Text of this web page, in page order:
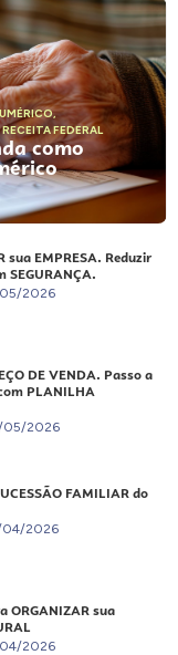
,
RECEITA FEDERAL
como
sua EMPRESA. Reduzir
SEGURANÇA.
2026
DE VENDA. Passo a
PLANILHA
05/2026
FAMILIAR do
04/2026
ORGANIZAR sua
2026